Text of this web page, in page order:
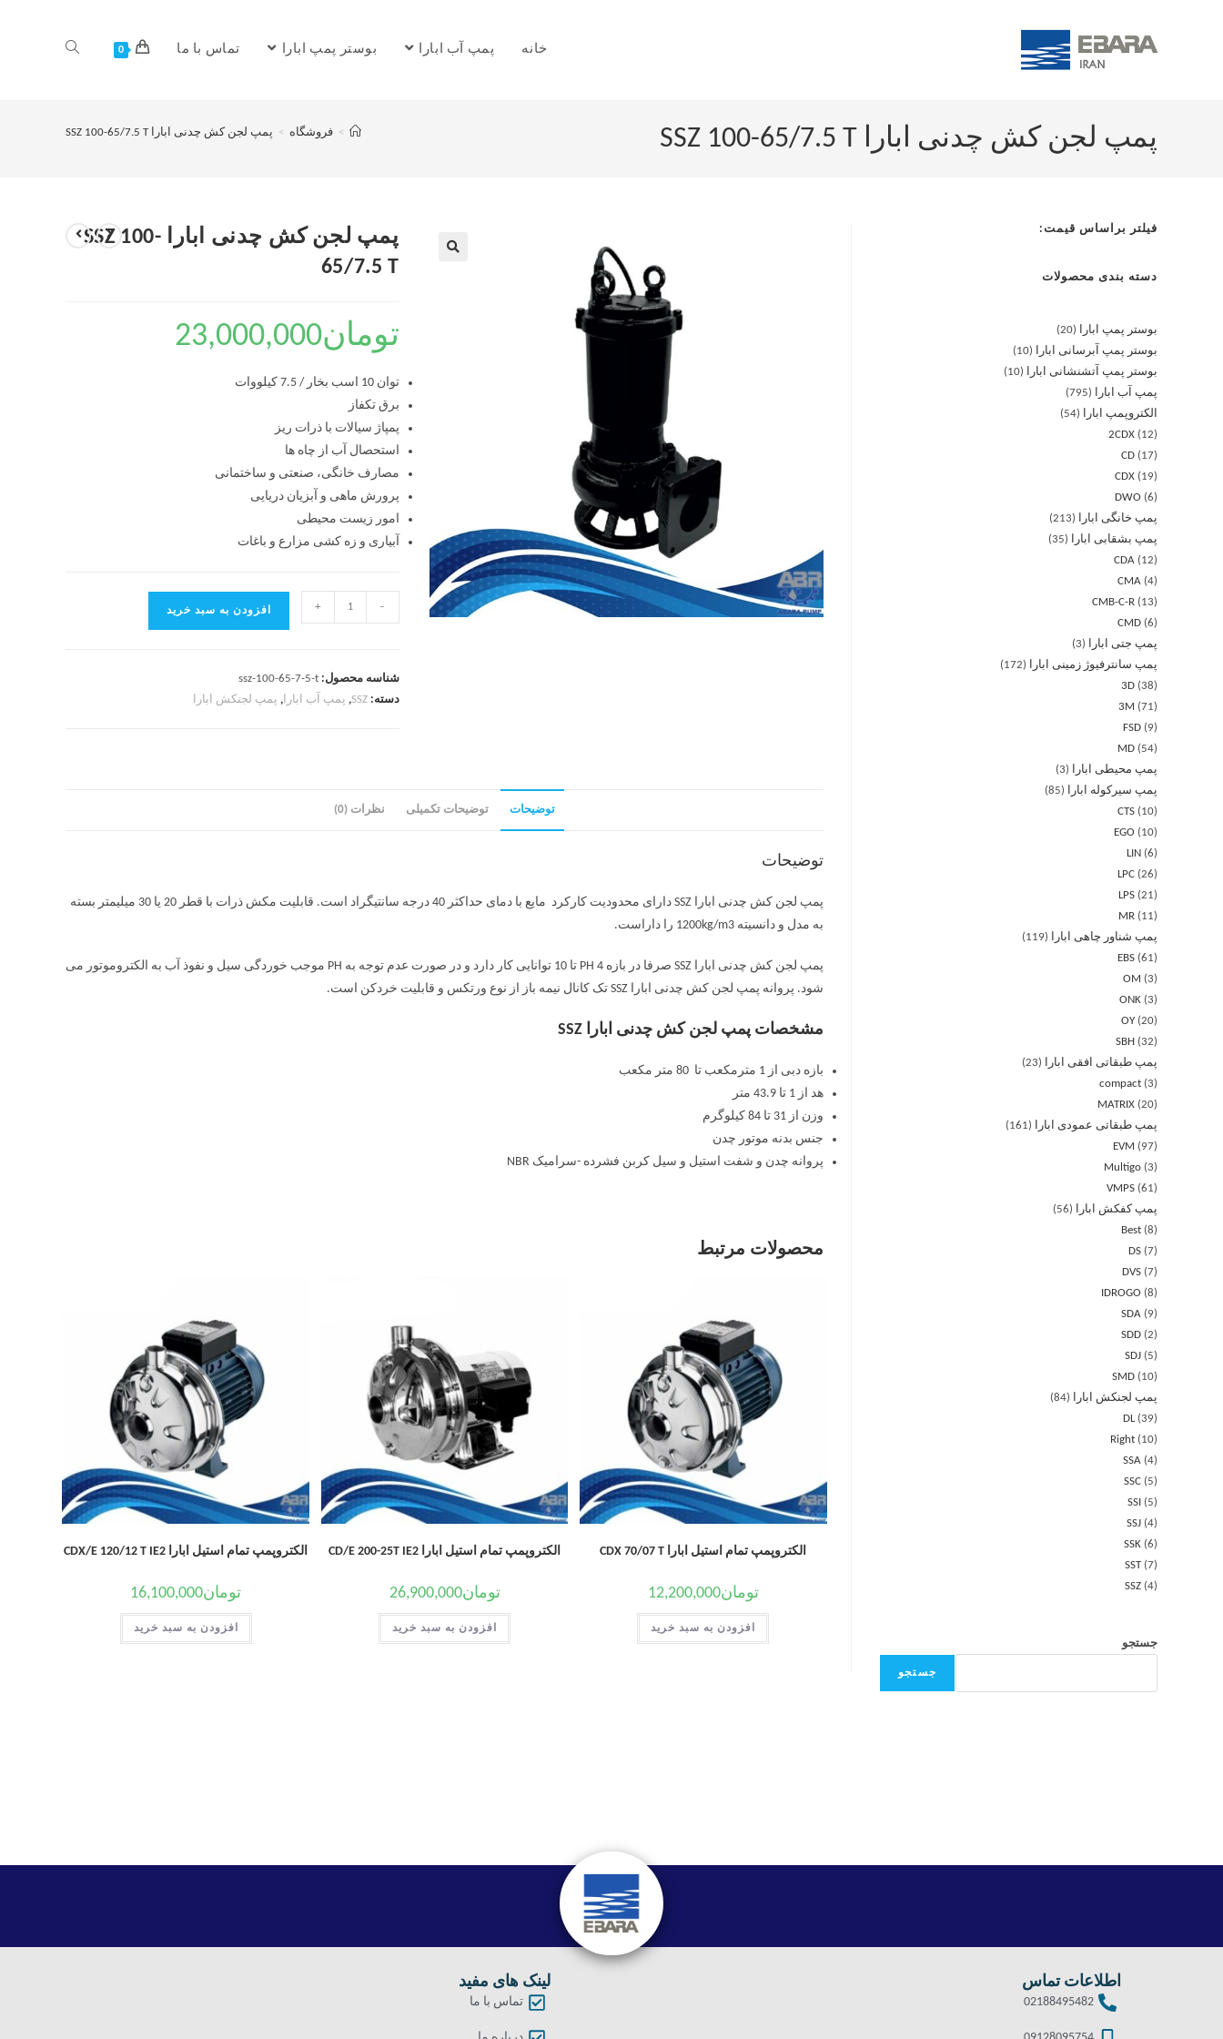
خانه پمپ آب ابارا بوستر پمپ ابارا تماس با ما 0
پمپ لجن کش چدنی ابارا SSZ 100-65/7.5 T > فروشگاه > پمپ لجن کش چدنی ابارا SSZ 100-65/7.5 T
پمپ لجن کش چدنی ابارا SSZ 100-
65/7.5 T
تومان23,000,000
توان 10 اسب بخار / 7.5 کیلووات
برق تکفاز
پمپاژ سیالات با ذرات ریز
استحصال آب از چاه ها
مصارف خانگی، صنعتی و ساختمانی
پرورش ماهی و آبزیان دریایی
امور زیست محیطی
آبیاری و زه کشی مزارع و باغات
-
+ افزودن به سبد خرید
شناسه محصول:ssz-100-65-7-5-t
دسته:SSZ
, پمپ آب ابارا, پمپ لجنکش ابارا
توضیحات توضیحات تکمیلی نظرات (0)
توضیحات
پمپ لجن کش چدنی ابارا SSZ دارای محدودیت کارکرد مایع با دمای حداکثر 40 درجه سانتیگراد است. قابلیت مکش ذرات با قطر 20 یا 30 میلیمتر بسته
به مدل و دانسیته 1200kg/m3 را داراست.
پمپ لجن کش چدنی ابارا SSZ صرفا در بازه PH 4 تا 10 توانایی کار دارد و در صورت عدم توجه به PH موجب خوردگی سیل و نفوذ آب به الکتروموتور می
شود. پروانه پمپ لجن کش چدنی ابارا SSZ تک کانال نیمه باز از نوع ورتکس و قابلیت خردکن است.
مشخصات پمپ لجن کش چدنی ابارا SSZ
بازه دبی از 1 مترمکعب تا 80 متر مکعب
هد از 1 تا 43.9 متر
وزن از 31 تا 84 کیلوگرم
جنس بدنه موتور چدن
پروانه چدن و شفت استیل و سیل کربن فشرده -سرامیک NBR
محصولات مرتبط
الکتروپمپ تمام استیل ابارا CDX 70/07 T
تومان12,200,000
افزودن به سبد خرید
الکتروپمپ تمام استیل ابارا CD/E 200-25T IE2
تومان26,900,000
افزودن به سبد خرید
الکتروپمپ تمام استیل ابارا CDX/E 120/12 T IE2
تومان16,100,000
افزودن به سبد خرید
فیلتر براساس قیمت:
دسته بندی محصولات
بوستر پمپ ابارا
20
بوستر پمپ آبرسانی ابارا
10
بوستر پمپ آتشنشانی ابارا
10
پمپ آب ابارا
795
الکتروپمپ ابارا
54
2CDX
12
CD
17
CDX
19
DWO
6
پمپ خانگی ابارا
213
پمپ بشقابی ابارا
35
CDA
12
CMA 4
CMB-C-R
13
CMD 6
پمپ جتی ابارا
3
پمپ سانترفیوژ زمینی ابارا
172
3D 38
3M
71
FSD
9
MD
54
پمپ محیطی ابارا
3
پمپ سیرکوله ابارا
85
CTS
10
EGO
10
LIN 6
LPC 26
LPS 21
MR
11
پمپ شناور چاهی ابارا
119
EBS 61
OM
3
ONK 3
OY 20
SBH 32
پمپ طبقاتی افقی ابارا
23
compact 3
MATRIX 20
پمپ طبقاتی عمودی ابارا
161
EVM
97
Multigo 3
VMPS 61
پمپ کفکش ابارا
56
Best 8
DS 7
DVS 7
IDROGO
8
SDA
9
SDD 2
SDJ
5
SMD
10
پمپ لجنکش ابارا
84
DL 39
Right
10
SSA 4
SSC
5
SSI
5
SSJ 4
SSK 6
SST 7
SSZ 4
جستجو
جستجو
اطلاعات تماس
02188495482
لینک های مفید
تماس با ما